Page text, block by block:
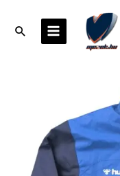
contentSearchMENU
Hummel
kabát